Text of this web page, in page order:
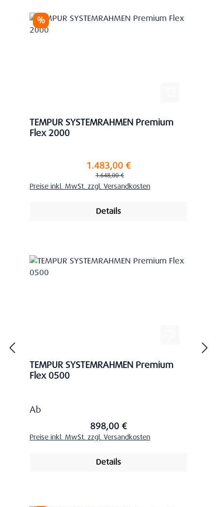
Rabatt
%
TEMPUR SYSTEMRAHMEN Premium
Flex 2000
Verkaufspreis:1.483,00 €
Regulärer Preis:
1.648,00 €
Preise inkl. MwSt. zzgl. Versandkosten
Details
TEMPUR SYSTEMRAHMEN Premium
Flex 0500
Regulärer Preis:
Ab
898,00 €
Preise inkl. MwSt. zzgl. Versandkosten
Details